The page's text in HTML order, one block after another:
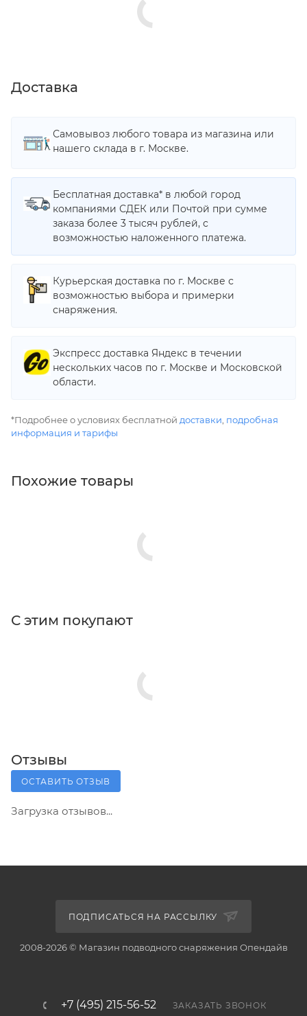
Доставка
Самовывоз любого товара из магазина или
нашего склада в г. Москве.
Бесплатная доставка* в любой город
компаниями СДЕК или Почтой при сумме
заказа более 3 тысяч рублей, с
возможностью наложенного платежа.
Курьерская доставка по г. Москве с
возможностью выбора и примерки
снаряжения.
Экспресс доставка Яндекс в течении
нескольких часов по г. Москве и Московской
области.
*Подробнее о условиях бесплатной доставки, подробная
информация и тарифы
Похожие товары
С этим покупают
Отзывы
ОСТАВИТЬ ОТЗЫВ
Загрузка отзывов...
ПОДПИСАТЬСЯ НА РАССЫЛКУ
2008-2026 © Магазин подводного снаряжения Опендайв
+7 (495) 215-56-52 ЗАКАЗАТЬ ЗВОНОК